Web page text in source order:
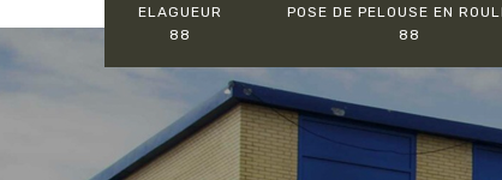
ELAGUEUR
88
POSE DE PELOUSE EN
88